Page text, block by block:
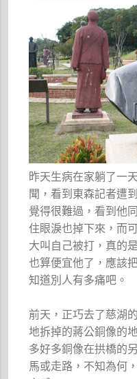
昨天生病在家躺了一
聞，看到東森記者遭
覺得很難過，看到他
住眼淚也掉下來，而
大叫自己被打，真的
也算便宜他了，應該
知道別人有多痛吧。
前天，正巧去了慈湖
地拆掉的蔣公銅像的
多好多銅像在拱橋的
馬或走路，不知為何